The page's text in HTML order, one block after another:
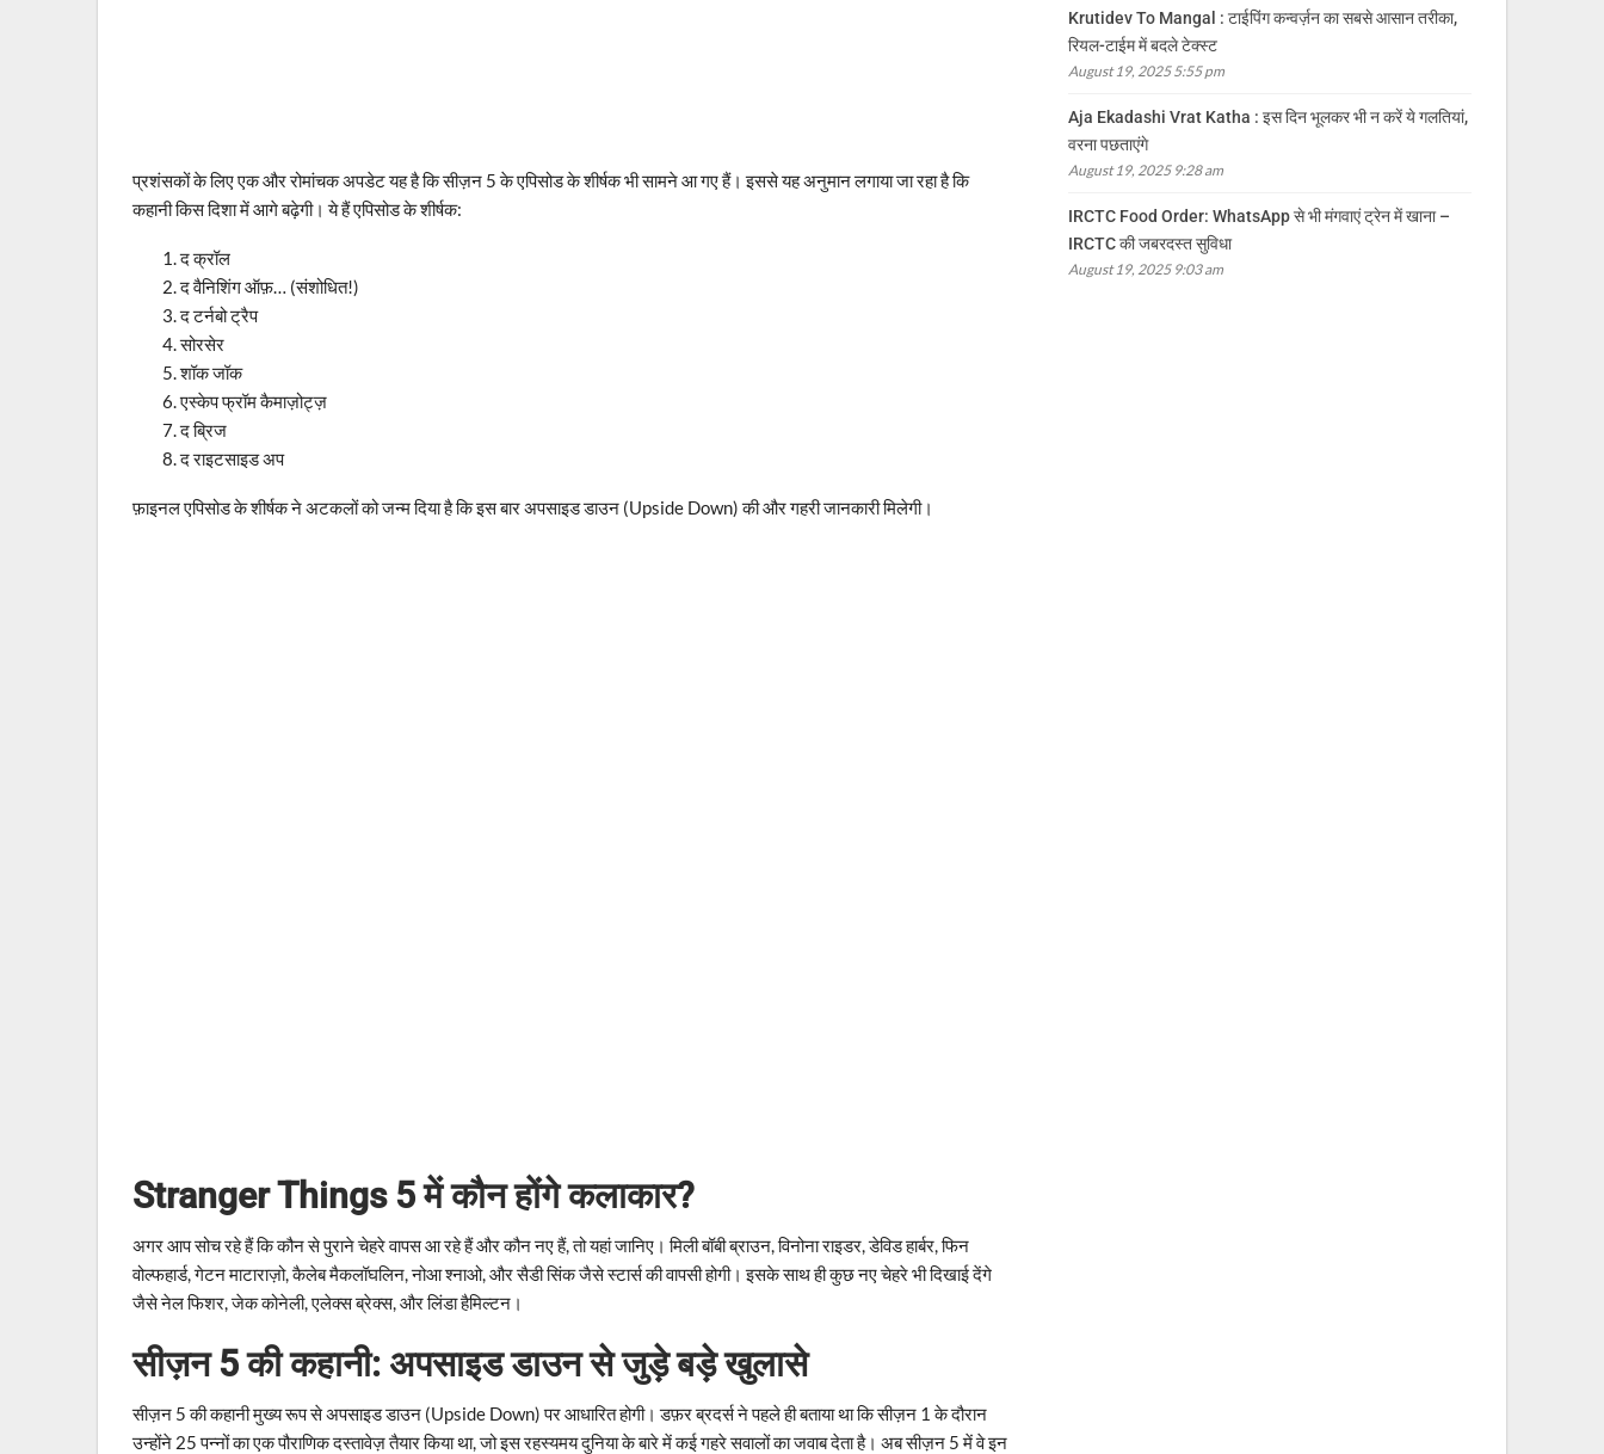
प्रशंसकों के लिए एक और रोमांचक अपडेट यह है कि सीज़न 5 के एपिसोड के शीर्षक भी सामने आ गए हैं। इससे यह अनुमान लगाया जा रहा है कि
कहानी किस दिशा में आगे बढ़ेगी। ये हैं एपिसोड के शीर्षक:
द क्रॉल
द वैनिशिंग ऑफ़… (संशोधित!)
द टर्नबो ट्रैप
सोरसेर
शॉक जॉक
एस्केप फ्रॉम कैमाज़ोट्ज़
द ब्रिज
द राइटसाइड अप
फ़ाइनल एपिसोड के शीर्षक ने अटकलों को जन्म दिया है कि इस बार अपसाइड डाउन (Upside Down) की और गहरी जानकारी मिलेगी।
Stranger Things 5 में कौन होंगे कलाकार?
अगर आप सोच रहे हैं कि कौन से पुराने चेहरे वापस आ रहे हैं और कौन नए हैं, तो यहां जानिए। मिली बॉबी ब्राउन, विनोना राइडर, डेविड हार्बर, फिन
वोल्फहार्ड, गेटन माटाराज़ो, कैलेब मैकलॉघलिन, नोआ श्नाओ, और सैडी सिंक जैसे स्टार्स की वापसी होगी। इसके साथ ही कुछ नए चेहरे भी दिखाई देंगे
जैसे नेल फिशर, जेक कोनेली, एलेक्स ब्रेक्स, और लिंडा हैमिल्टन।
सीज़न 5 की कहानी: अपसाइड डाउन से जुड़े बड़े खुलासे
सीज़न 5 की कहानी मुख्य रूप से अपसाइड डाउन (Upside Down) पर आधारित होगी। डफ़र ब्रदर्स ने पहले ही बताया था कि सीज़न 1 के दौरान
उन्होंने 25 पन्नों का एक पौराणिक दस्तावेज़ तैयार किया था, जो इस रहस्यमय दुनिया के बारे में कई गहरे सवालों का जवाब देता है। अब सीज़न 5 में वे इन
Krutidev To Mangal : टाईपिंग कन्वर्ज़न का सबसे आसान तरीका,
रियल-टाईम में बदले टेक्स्ट
August 19, 2025 5:55 pm
Aja Ekadashi Vrat Katha : इस दिन भूलकर भी न करें ये गलतियां,
वरना पछताएंगे
August 19, 2025 9:28 am
IRCTC Food Order: WhatsApp से भी मंगवाएं ट्रेन में खाना –
IRCTC की जबरदस्त सुविधा
August 19, 2025 9:03 am